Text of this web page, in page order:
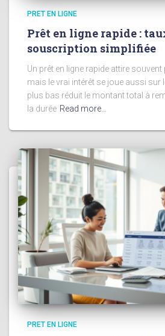
PRET EN LIGNE
Prêt en ligne rapide :
souscription simplifiée
Un prêt en ligne rapide attire
mais le vrai intérêt se joue aussi sur
plus bas réduit le montant total à
la durée Read more…
PRET EN LIGNE